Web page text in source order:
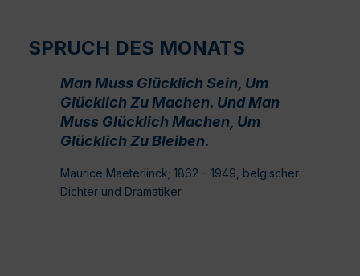
SPRUCH DES MONATS
Man Muss Glücklich Sein, Um
Glücklich Zu Machen. Und Man
Muss Glücklich Machen, Um
Glücklich Zu Bleiben.
Maurice Maeterlinck; 1862 – 1949, belgischer
Dichter und Dramatiker